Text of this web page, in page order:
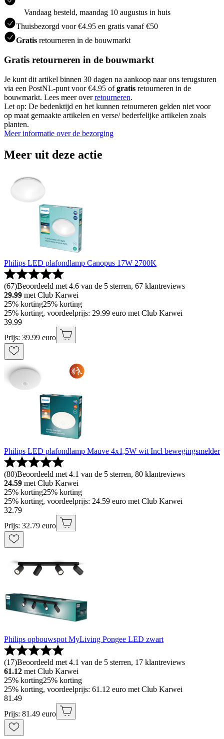
Vandaag besteld, maandag 10 augustus in huis
Thuisbezorgd voor €4.95 en gratis vanaf €50
Gratis retourneren in de bouwmarkt
Gratis retourneren in de bouwmarkt
Je kunt dit artikel binnen 30 dagen na aankoop naar ons terugsturen
via een PostNL-punt voor €4.95 ofgratis retourneren in de
bouwmarkt. Lees meer overretourneren.
Let op: De bedenktijd en het kunnen retourneren gelden niet voor
op maat gemaakte artikelen en verse/ bederfelijke artikelen zoals
planten.
Meer informatie over de bezorging
Meer uit deze actie
Philips LED plafondlamp Canopus 17W 2700K
(67)Beoordeeld met 4.6 van de 5 sterren, 67 klantreviews
29.99 met Club Karwei
25% korting25% korting
25% korting, voordeelprijs: 29.99 euro met Club Karwei
39.99
Prijs: 39.99 euro
Philips LED plafondlamp Mauve 4x1,5W wit Incl bewegingsmelder
(80)Beoordeeld met 4.1 van de 5 sterren, 80 klantreviews
24.59 met Club Karwei
25% korting25% korting
25% korting, voordeelprijs: 24.59 euro met Club Karwei
32.79
Prijs: 32.79 euro
Philips opbouwspot MyLiving Pongee LED zwart
(17)Beoordeeld met 4.1 van de 5 sterren, 17 klantreviews
61.12 met Club Karwei
25% korting25% korting
25% korting, voordeelprijs: 61.12 euro met Club Karwei
81 .49
Prijs: 81.49 euro